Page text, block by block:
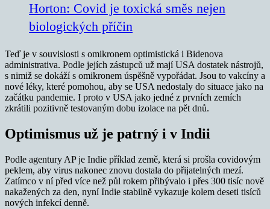
Horton: Covid je toxická směs nejen
biologických příčin
Teď je v souvislosti s omikronem optimistická i Bidenova
administrativa. Podle jejích zástupců už mají USA dostatek nástrojů,
s nimiž se dokáží s omikronem úspěšně vypořádat. Jsou to vakcíny a
nové léky, které pomohou, aby se USA nedostaly do situace jako na
začátku pandemie. I proto v USA jako jedné z prvních zemích
zkrátili pozitivně testovaným dobu izolace na pět dnů.
Optimismus už je patrný i v Indii
Podle agentury AP je Indie příklad země, která si prošla covidovým
peklem, aby virus nakonec znovu dostala do přijatelných mezí.
Zatímco v ní před více než půl rokem přibývalo i přes 300 tisíc nově
nakažených za den, nyní Indie stabilně vykazuje kolem deseti tisíců
nových infekcí denně.